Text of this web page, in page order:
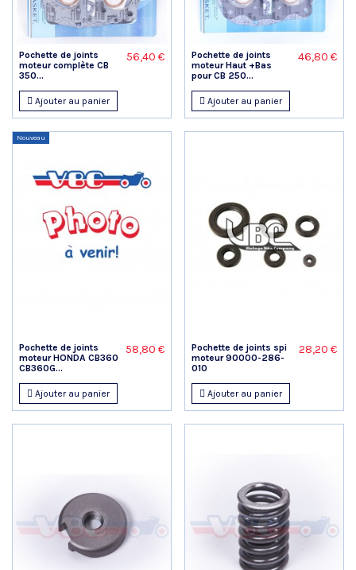
Pochette de joints
moteur complète CB
350...
56,40 €
Ajouter au panier
Pochette de joints
moteur Haut +Bas
pour CB 250...
46,80 €
Ajouter au panier
Nouveau
Pochette de joints
moteur HONDA CB360
CB360G...
58,80 €
Ajouter au panier
Pochette de joints spi
moteur 90000-286-
010
28,20 €
Ajouter au panier